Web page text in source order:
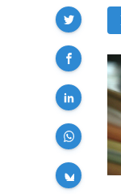
Compartir